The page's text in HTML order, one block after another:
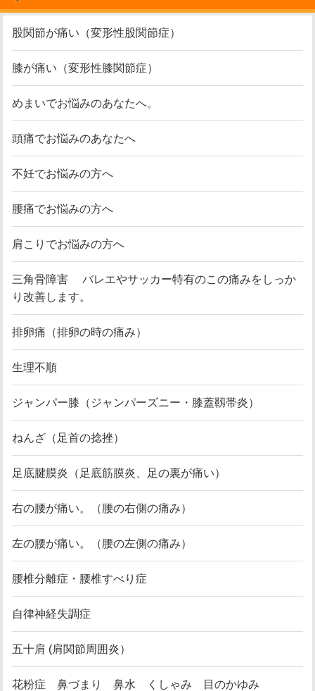
股関節が痛い（変形性股関節症）
膝が痛い（変形性膝関節症）
めまいでお悩みのあなたへ。
頭痛でお悩みのあなたへ
不妊でお悩みの方へ
腰痛でお悩みの方へ
肩こりでお悩みの方へ
三角骨障害 バレエやサッカー特有のこの痛みをしっか
り改善します。
排卵痛（排卵の時の痛み）
生理不順
ジャンパー膝（ジャンパーズニー・膝蓋靱帯炎）
ねんざ（足首の捻挫）
足底腱膜炎（足底筋膜炎、足の裏が痛い）
右の腰が痛い。（腰の右側の痛み）
左の腰が痛い。（腰の左側の痛み）
腰椎分離症・腰椎すべり症
自律神経失調症
五十肩 (肩関節周囲炎）
花粉症 鼻づまり 鼻水 くしゃみ 目のかゆみ